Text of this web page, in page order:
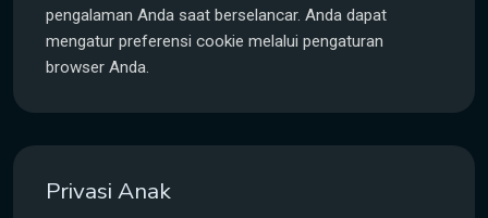
pengalaman Anda saat berselancar. Anda dapat
mengatur preferensi cookie melalui pengaturan
browser Anda.
Privasi Anak